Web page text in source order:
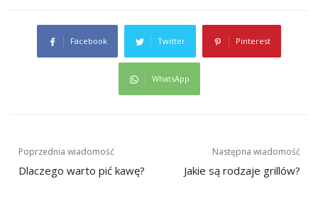
Facebook Twitter Pinterest
WhatsApp
Nawigacja
wpisu
Poprzednia wiadomość
Dlaczego warto pić kawę?
Następna wiadomość
Jakie są rodzaje grillów?